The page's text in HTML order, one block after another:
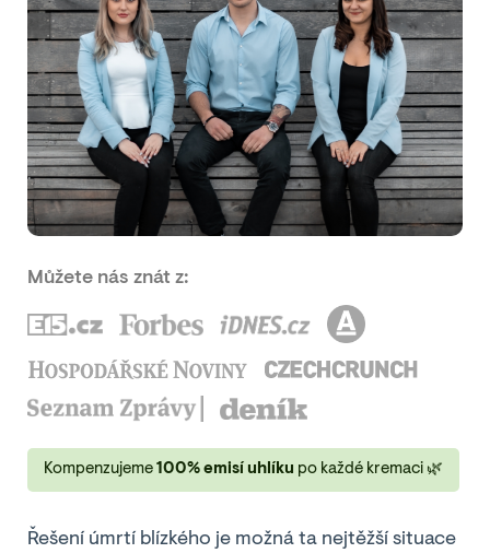
Můžete nás znát z:
Kompenzujeme 100% emisí uhlíku po každé kremaci 🌿
Řešení úmrtí blízkého je možná ta nejtěžší situace